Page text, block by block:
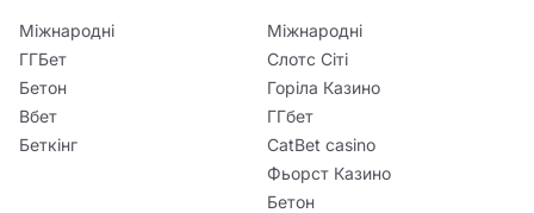
Міжнародні
ГГБет
Бетон
Вбет
Беткінг
Міжнародні
Слотс Сіті
Горіла Казино
ГГбет
CatBet casino
Фьорст Казино
Бетон